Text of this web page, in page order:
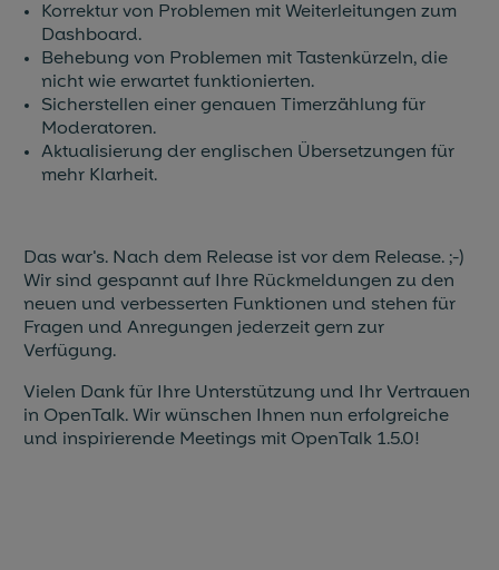
Korrektur von Problemen mit Weiterleitungen zum
Dashboard.
Behebung von Problemen mit Tastenkürzeln, die
nicht wie erwartet funktionierten.
Sicherstellen einer genauen Timerzählung für
Moderatoren.
Aktualisierung der englischen Übersetzungen für
mehr Klarheit.
Das war's. Nach dem Release ist vor dem Release. ;-)
Wir sind gespannt auf Ihre Rückmeldungen zu den
neuen und verbesserten Funktionen und stehen für
Fragen und Anregungen jederzeit gern zur
Verfügung.
Vielen Dank für Ihre Unterstützung und Ihr Vertrauen
in OpenTalk. Wir wünschen Ihnen nun erfolgreiche
und inspirierende Meetings mit OpenTalk 1.5.0!